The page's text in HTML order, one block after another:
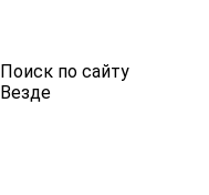
Поиск по сайту
Везде